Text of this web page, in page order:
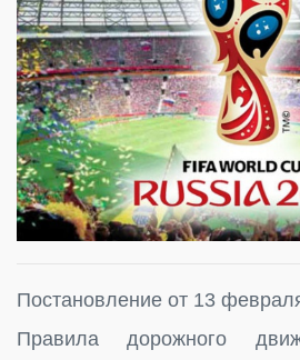
Постановление от 13
Правила дорожного